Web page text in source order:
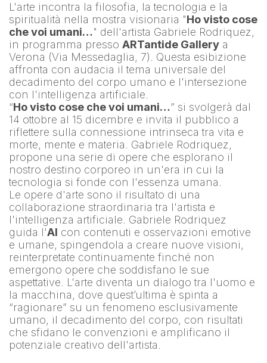
L'arte incontra la filosofia, la tecnologia e la
spiritualità nella mostra visionaria "Ho visto cose
che voi umani…" dell'artista Gabriele Rodriquez,
in programma presso ARTantide Gallery a
Verona (Via Messedaglia, 7). Questa esibizione
affronta con audacia il tema universale del
decadimento del corpo umano e l'intersezione
con l'intelligenza artificiale.
“Ho visto cose che voi umani…” si svolgerà dal
14 ottobre al 15 dicembre e invita il pubblico a
riflettere sulla connessione intrinseca tra vita e
morte, mente e materia. Gabriele Rodriquez,
propone una serie di opere che esplorano il
nostro destino corporeo in un'era in cui la
tecnologia si fonde con l'essenza umana.
Le opere d'arte sono il risultato di una
collaborazione straordinaria tra l'artista e
l'intelligenza artificiale. Gabriele Rodriquez
guida l'AI con contenuti e osservazioni emotive
e umane, spingendola a creare nuove visioni,
reinterpretate continuamente finché non
emergono opere che soddisfano le sue
aspettative. L'arte diventa un dialogo tra l'uomo e
la macchina, dove quest’ultima è spinta a
“ragionare” su un fenomeno esclusivamente
umano, il decadimento del corpo, con risultati
che sfidano le convenzioni e amplificano il
potenziale creativo dell'artista.